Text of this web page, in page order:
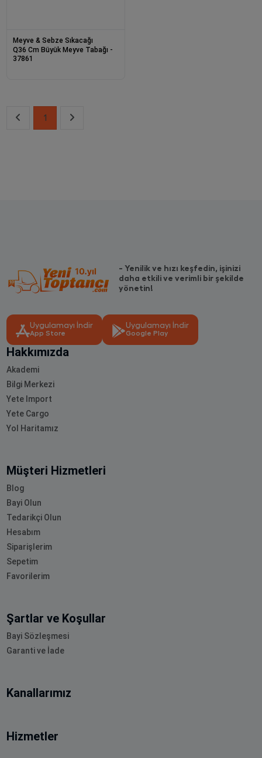
Meyve & Sebze Sıkacağı
Q36 Cm Büyük Meyve Tabağı -
37861
1
- Yenilik ve hızı keşfedin, işinizi
daha etkili ve verimli bir şekilde
yönetin!
Uygulamayı İndir
App Store
Uygulamayı İndir
Google Play
Hakkımızda
Akademi
Bilgi Merkezi
Yete Import
Yete Cargo
Yol Haritamız
Müşteri Hizmetleri
Blog
Bayi Olun
Tedarikçi Olun
Hesabım
Siparişlerim
Sepetim
Favorilerim
Şartlar ve Koşullar
Bayi Sözleşmesi
Garanti ve İade
Kanallarımız
Hizmetler